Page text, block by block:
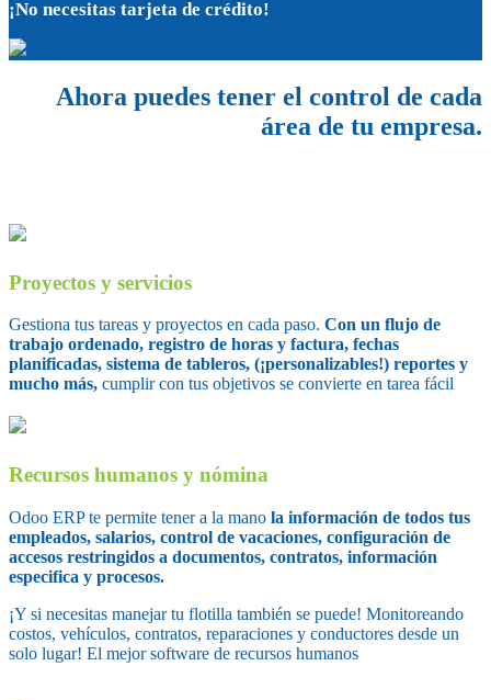
¡No necesitas tarjeta de crédito!
Ahora puedes tener el control de cada
área de tu empresa.
Proyectos y servicios
Gestiona tus tareas y proyectos en cada paso. Con un flujo de
trabajo ordenado, registro de horas y factura, fechas
planificadas, sistema de tableros, (¡personalizables!) reportes y
mucho más, cumplir con tus objetivos se convierte en tarea fácil
Recursos humanos y nómina
Odoo ERP te permite tener a la mano la información de todos tus
empleados, salarios, control de vacaciones, configuración de
accesos restringidos a documentos, contratos, información
especifica y procesos.
¡Y si necesitas manejar tu flotilla también se puede! Monitoreando
costos, vehículos, contratos, reparaciones y conductores desde un
solo lugar! El mejor software de recursos humanos